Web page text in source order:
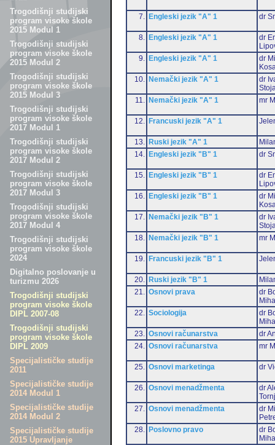
Trogodišnji studijski
program visoke škole
2015 Modul 1
Trogodišnji studijski
program visoke škole
2015 Modul 2
Trogodišnji studijski
program visoke škole
2015 Modul 3
Trogodišnji studijski
program visoke škole
2017 Modul 1
Trogodišnji studijski
program visoke škole
2017 Modul 2
Trogodišnji studijski
program visoke škole
2017 Modul 3
Trogodišnji studijski
program visoke škole
2017 Modul 4
Trogodišnji studijski
program visoke škole
2024
Digitalno poslovanje u
turizmu 2026
Trogodišnji studijski
program visoke škole
DIPL 2007-08
Trogodišnji studijski
program visoke škole
DIPL 2009
Specijalističke studije
2011
Specijalističke studije
2014 Modul 1
Specijalističke studije
2014 Modul 2
Specijalističke studije
2015 Upravljanje
7. Engleski jezik "A" 1 dr
8. Engleski jezik "A" 1
dr
9.
Engleski jezik "A" 1
dr
10.
Nemački jezik "A" 1
dr
11.
Nemački jezik "A" 1 mr
12. Francuski jezik "A" 1
13. Ruski jezik "A" 1
14.
Engleski jezik "B" 1 dr
15. Engleski jezik "B" 1
dr
16.
Engleski jezik "B" 1
dr
17.
Nemački jezik "B" 1
dr
18.
Nemački jezik "B" 1 mr
19. Francuski jezik "B" 1
20. Ruski jezik "B" 1
21.
Osnovi prava
dr
22.
Sociologija
dr
23.
Osnovi računarstva
dr
24.
Osnovi računarstva mr
25. Osnovi marketinga dr
26. Osnovi menadžmenta
dr
27.
Osnovi menadžmenta
dr
28.
Poslovno pravo
dr